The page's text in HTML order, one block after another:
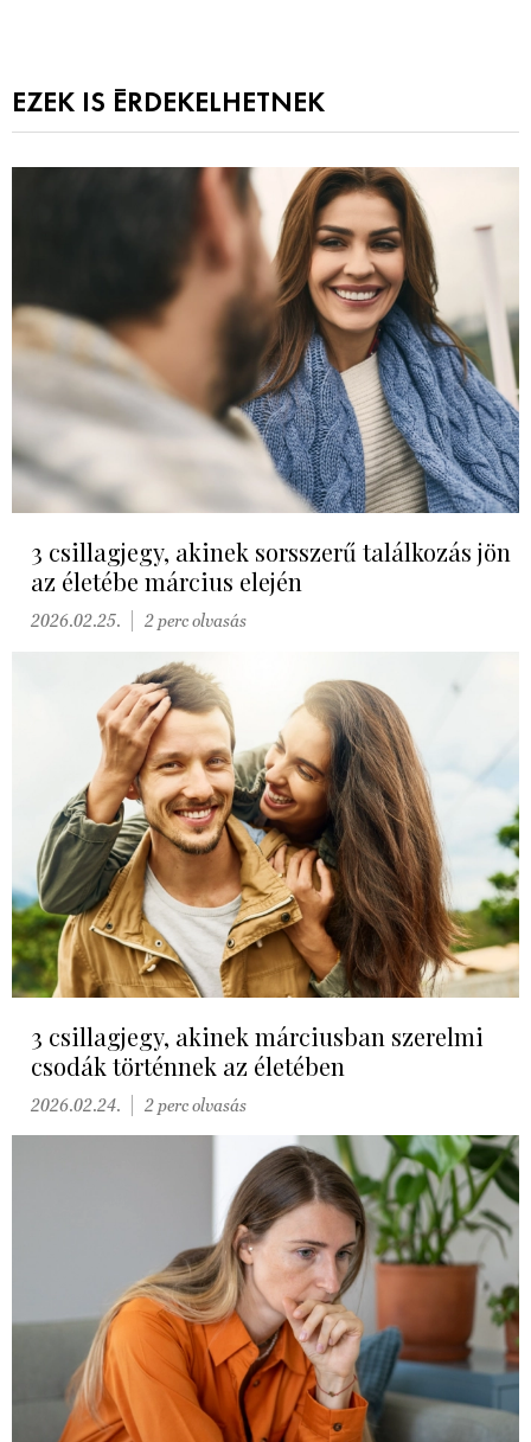
EZEK IS ÉRDEKELHETNEK
3 csillagjegy, akinek sorsszerű találkozás jön
az életébe március elején
2026.02.25. 2 perc olvasás
3 csillagjegy, akinek márciusban szerelmi
csodák történnek az életében
2026.02.24. 2 perc olvasás